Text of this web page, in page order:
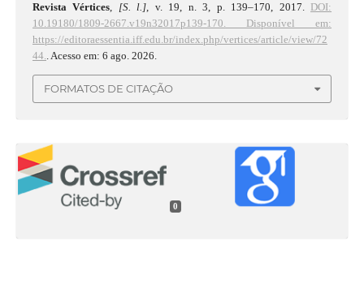
Revista Vértices, [S. l.], v. 19, n. 3, p. 139–170, 2017. DOI:
10.19180/1809-2667.v19n32017p139-170. Disponível em:
https://editoraessentia.iff.edu.br/index.php/vertices/article/view/72
44.. Acesso em: 6 ago. 2026.
FORMATOS DE CITAÇÃO
0